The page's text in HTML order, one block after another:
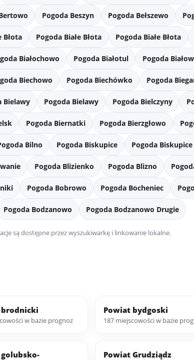
Pogoda Beszyn Pogoda Bełszewo
Błota Pogoda Białe Błota Pogoda Białe Błota
Białochowo Pogoda Białotul Pogoda
Biechowo Pogoda Biechówko Pogoda
Bielawy Pogoda Bielawy Pogoda Bielczyny
Pogoda Biernatki Pogoda Bierzgłowo
Bilno Pogoda Biskupice Pogoda Biskupice
Pogoda Blizienko Pogoda Blizno
Pogoda Bobrowo Pogoda Bocheniec
Pogoda Bodzanowo Pogoda Bodzanowo Drugie
są dostępne przez wyszukiwarkę i linkowanie lokalne.
w bazie prognoz
Powiat bydgoski
187 miejscowości w bazie
Powiat Grudziądz